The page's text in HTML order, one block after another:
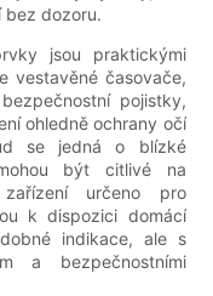
bez dozoru.
jsou praktickými
vestavěné časovače,
pojistky,
ohledně ochrany očí
se jedná o blízké
být citlivé na
určeno pro
k dispozici domácí
indikace, ale s
a bezpečnostními